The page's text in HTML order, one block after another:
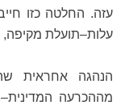
עזה. החלטה כזו
עלות–תועלת מקיפה,
הנהגה אחראית
מההכרעה